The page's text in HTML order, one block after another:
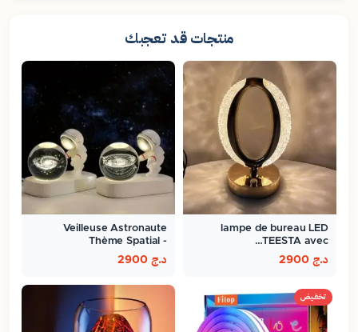
منتجات قد تعجبك
lampe de bureau LED
TEESTA avec…
د.ج
Veilleuse Astronaute
Thème Spatial -
ambiance…
د.ج
تخفيض